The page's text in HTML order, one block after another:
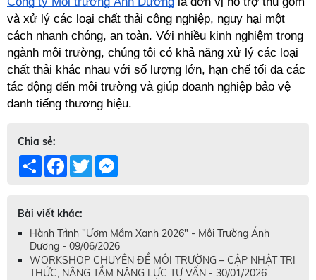
và xử lý các loại chất thải công nghiệp, nguy hại một
cách nhanh chóng, an toàn. Với nhiều kinh nghiệm trong
ngành môi trường, chúng tôi có khả năng xử lý các loại
chất thải khác nhau với số lượng lớn, hạn chế tối đa các
tác động đến môi trường và giúp doanh nghiệp bảo vệ
danh tiếng thương hiệu.
Chia sẻ:
Share Facebook
Twitter
Bài viết khác:
Hành Trình "Ươm Mầm Xanh 2026" - Môi Trường Ánh
Dương - 09/06/2026
WORKSHOP CHUYÊN ĐỀ MÔI TRƯỜNG – CẬP NHẬT TRI
THỨC, NÂNG TẦM NĂNG LỰC TƯ VẤN - 30/01/2026